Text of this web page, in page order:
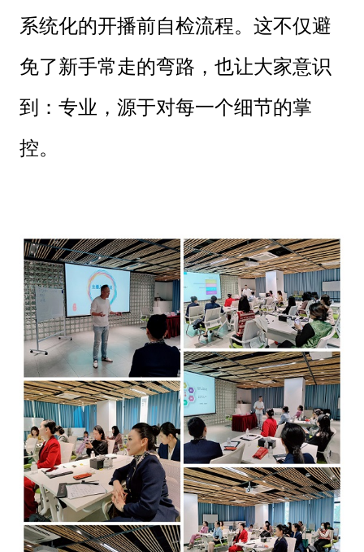
系统化的开播前自检流程。这不仅避
免了新手常走的弯路，也让大家意识
到：专业，源于对每一个细节的掌
控。